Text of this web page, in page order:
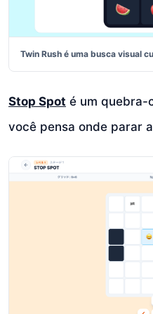
Twin Rush é uma busca visual
Stop Spot é um quebra-
você pensa onde parar